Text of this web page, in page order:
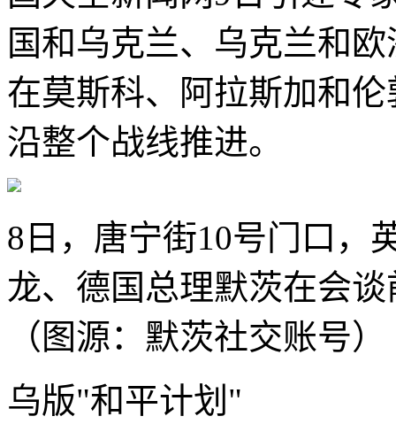
国和乌克兰、乌克兰和
在莫斯科、阿拉斯加和
沿整个战线推进。
8日，唐宁街10号门口，
龙、德国总理默茨在会
（图源：默茨社交账号）
乌版"和平计划"